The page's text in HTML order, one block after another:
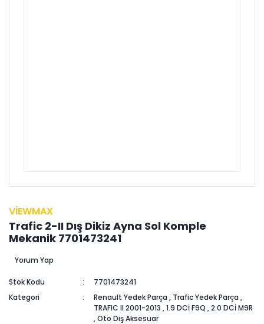
VİEWMAX
Trafic 2-II Dış Dikiz Ayna Sol Komple
Mekanik 7701473241
Yorum Yap
Stok Kodu
7701473241
Kategori
Renault Yedek Parça , Trafic Yedek Parça ,
TRAFIC II 2001-2013 ,1.9 DCİ F9Q ,2.0 DCİ M9R
,Oto Dış Aksesuar